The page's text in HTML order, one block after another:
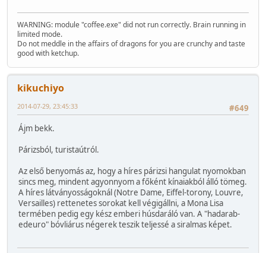
WARNING: module "coffee.exe" did not run correctly. Brain running in
limited mode.
Do not meddle in the affairs of dragons for you are crunchy and taste
good with ketchup.
kikuchiyo
#649
2014-07-29, 23:45:33
Ájm bekk.
Párizsból, turistaútról.
Az első benyomás az, hogy a híres párizsi hangulat nyomokban
sincs meg, mindent agyonnyom a főként kínaiakból álló tömeg.
A híres látványosságoknál (Notre Dame, Eiffel-torony, Louvre,
Versailles) rettenetes sorokat kell végigállni, a Mona Lisa
termében pedig egy kész emberi húsdaráló van. A "hadarab-
edeuro" bóvliárus négerek teszik teljessé a siralmas képet.